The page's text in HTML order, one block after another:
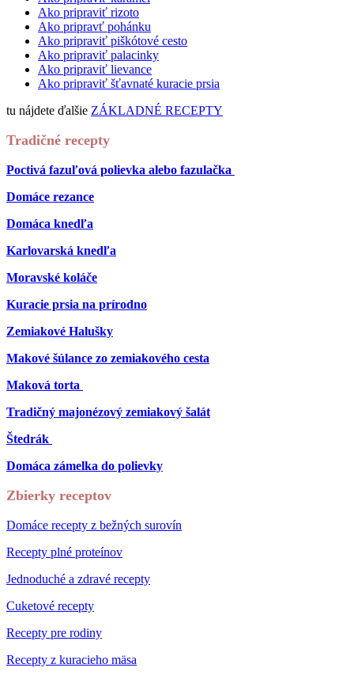
Ako pripraviť rizoto
Ako pripravť pohánku
Ako pripraviť piškótové cesto
Ako pripraviť palacinky
Ako pripraviť lievance
Ako pripraviť šťavnaté kuracie prsia
tu nájdete ďalšie ZÁKLADNÉ RECEPTY
Tradičné recepty
Poctivá fazuľová polievka alebo fazulačka
Domáce rezance
Domáca knedľa
Karlovarská knedľa
Moravské koláče
Kuracie prsia na prírodno
Zemiakové Halušky
Makové šúlance zo zemiakového cesta
Maková torta
Tradičný majonézový zemiakový šalát
Štedrák
Domáca zámelka do polievky
Zbierky receptov
Domáce recepty z bežných surovín
Recepty plné proteínov
Jednoduché a zdravé recepty
Cuketové recepty
Recepty pre rodiny
Recepty z kuracieho mäsa